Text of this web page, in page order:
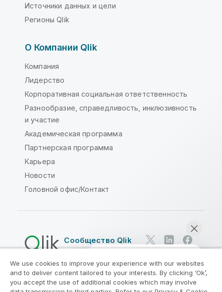
Источники данных и цели
Регионы Qlik
О Компании Qlik
Компания
Лидерство
Корпоративная социальная ответственность
Разнообразие, справедливость, инклюзивность
и участие
Академическая программа
Партнерская программа
Карьера
Новости
Головной офис/Контакт
Сообщество Qlik
Юридические соглашения
Условия использования продуктов
We use cookies to improve your experience with our websites
and to deliver content tailored to your interests. By clicking ‘Ok’,
you accept the use of additional cookies which may involve